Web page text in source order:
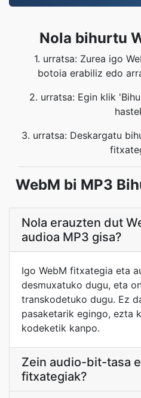
Nola bihurtu
1. urratsa: Zurea igo
botoia erabiliz edo
2. urratsa: Egin klik
3. urratsa: Deskargatu
WebM bi MP3
Nola erauzten dut
audioa MP3 gisa?
Igo WebM fitxategia eta
desmuxatuko dugu, eta
transkodetuko dugu. Ez
pasaketarik egingo, ezta
kodeketik kanpo.
Zein audio-bit-tasa
fitxategiak?